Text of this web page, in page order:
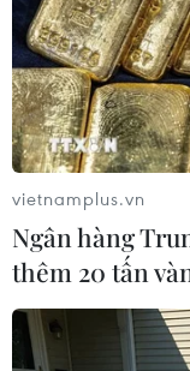
Ớt nhập khẩu từ
khiến hàng trăm
tiêu dùng Mỹ
Salmonella
vietnamplus.vn
Ngân hàng
thêm 20 tấn